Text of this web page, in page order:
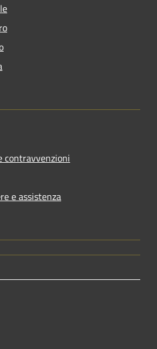
contravvenzioni
e assistenza